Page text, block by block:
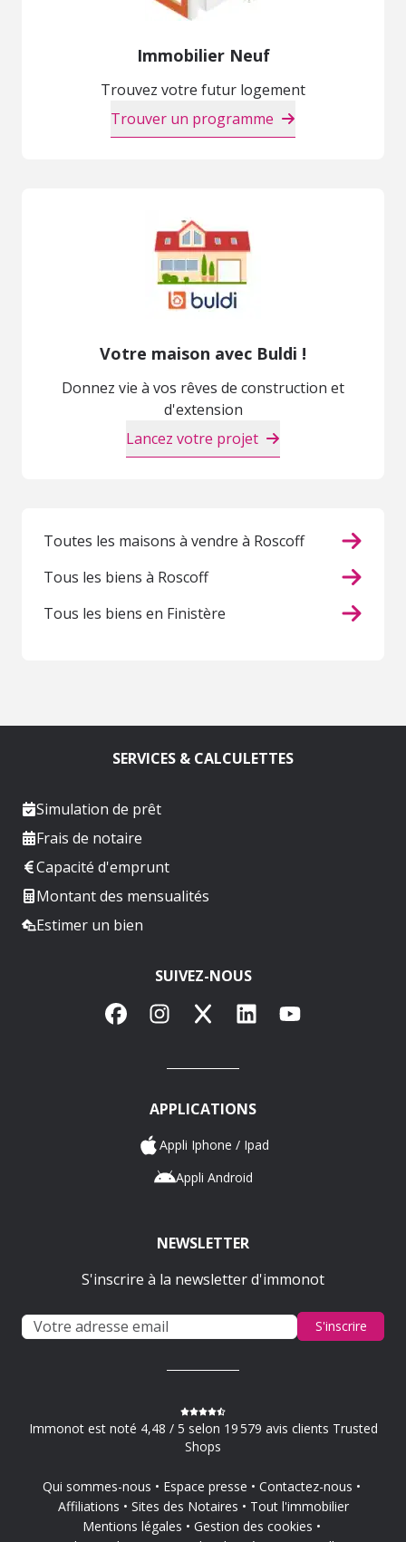
Immobilier Neuf
Trouvez votre futur logement
Trouver un programme
Votre maison avec Buldi !
Donnez vie à vos rêves de construction et
d'extension
Lancez votre projet
Toutes les maisons à vendre à Roscoff
Tous les biens à Roscoff
Tous les biens en Finistère
SERVICES & CALCULETTES
Simulation de prêt
Frais de notaire
Capacité d'emprunt
Montant des mensualités
Estimer un bien
SUIVEZ-NOUS
FacebookInstagram
X LinkedInYouTube
APPLICATIONS
Appli Iphone / Ipad
Appli Android
NEWSLETTER
S'inscrire à la newsletter d'immonot
S'inscrire
Immonot est noté 4,48 / 5 selon 19 579 avis clients Trusted
Shops
Qui sommes-nous Espace presse
Contactez-nous
Affiliations
Sites des Notaires
Tout l'immobilier
Mentions légales
Gestion des cookies